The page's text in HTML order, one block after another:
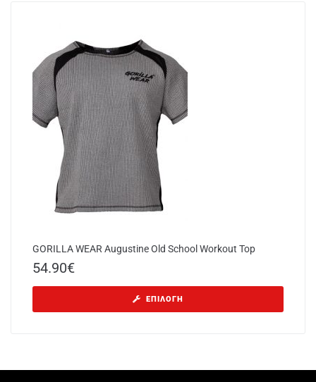
GORILLA WEAR Augustine Old School Workout Top
54.90€
ΕΠΙΛΟΓΉ